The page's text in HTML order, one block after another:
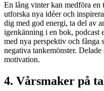
En lång vinter kan medföra
utforska nya idéer och
dig med god energi, ta del av
igenkänning i en bok, podcast
med nya perspektiv och fånga
negativa tankemönster.
motivation.
4. Vårsmaker på